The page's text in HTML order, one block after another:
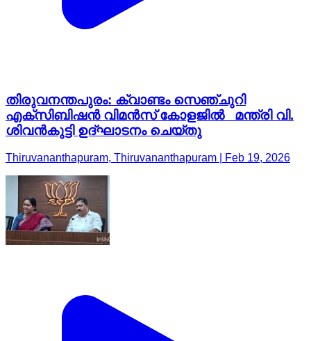
തിരുവനന്തപുരം: ക്വാണ്ടം സെഞ്ചുറി
എക്സിബിഷൻ വിമൻസ് കോളജിൽ മന്ത്രി വി.
ശിവൻകുട്ടി ഉദ്ഘാടനം ചെയ്തു
Thiruvananthapuram, Thiruvananthapuram | Feb 19, 2026